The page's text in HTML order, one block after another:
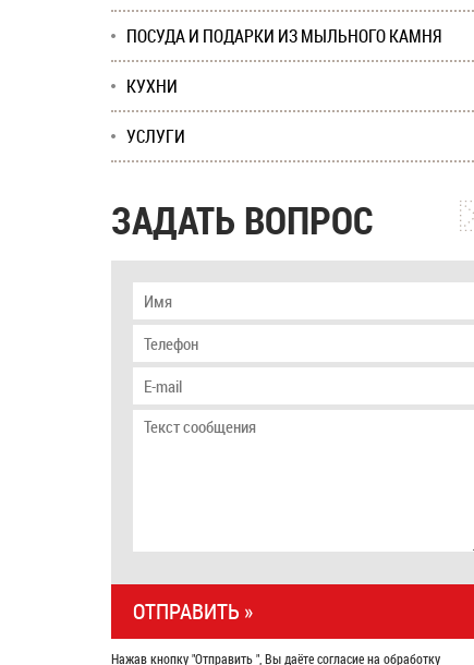
ПОСУДА И ПОДАРКИ ИЗ МЫЛЬНОГО КАМНЯ
КУХНИ
УСЛУГИ
ЗАДАТЬ ВОПРОС
Нажав кнопку "Отправить ", Вы даёте согласие на обработку